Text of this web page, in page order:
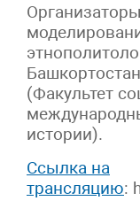
(Факультет
истории).
Ссылка на
трансляцию: